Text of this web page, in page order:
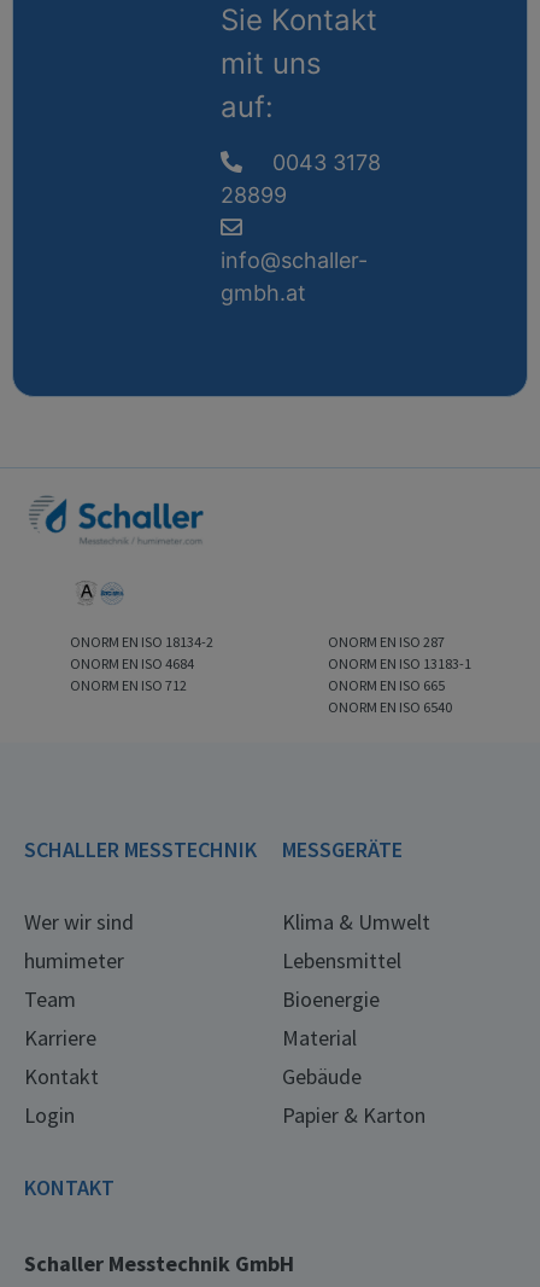
Sie Kontakt
mit uns
auf:
0043 3178
28899
info@schaller-
gmbh.at
ONORM EN ISO 18134-2
ONORM EN ISO 4684
ONORM EN ISO 712
ONORM EN ISO 287
ONORM EN ISO 13183-1
ONORM EN ISO 665
ONORM EN ISO 6540
SCHALLER MESSTECHNIK
Wer wir sind
humimeter
Team
Karriere
Kontakt
Login
MESSGERÄTE
Klima & Umwelt
Lebensmittel
Bioenergie
Material
Gebäude
Papier & Karton
KONTAKT
Schaller Messtechnik GmbH